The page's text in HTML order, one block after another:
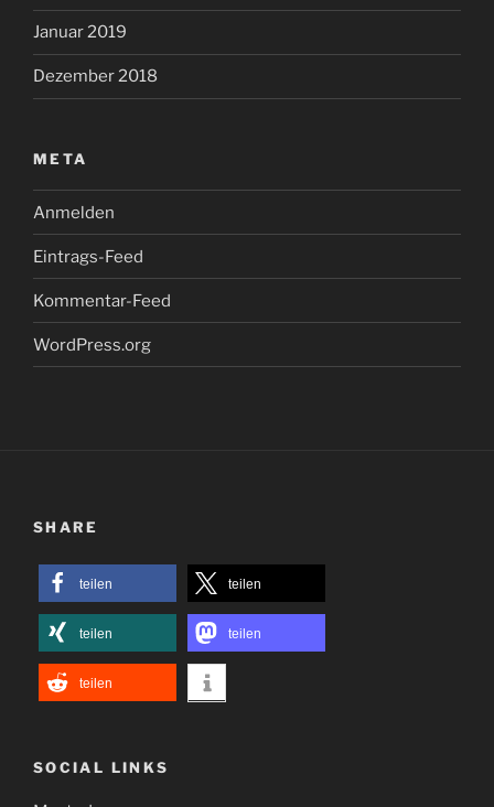
Januar 2019
Dezember 2018
META
Anmelden
Eintrags-Feed
Kommentar-Feed
WordPress.org
SHARE
teilen teilen
teilen teilen
teilen
SOCIAL LINKS